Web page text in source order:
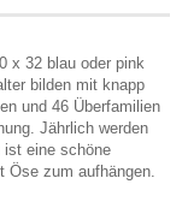
x 32 blau oder pink
bilden mit knapp
und 46 Überfamilien
Jährlich werden
ist eine schöne
Öse zum aufhängen.